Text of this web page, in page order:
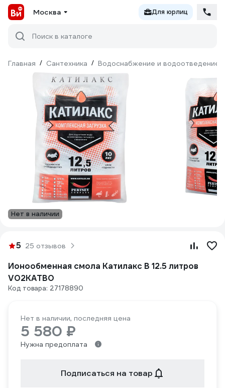
Москва Для юрлиц
Поиск в каталоге
Главная / Сантехника / Водоснабжение и водоотведение
Нет в наличии
5 25 отзывов
Ионообменная смола Катилакс B 12.5 литров
V02KATB0
Код товара: 27178890
Нет в наличии, последняя цена
5 580 ₽
Нужна предоплата
Подписаться на товар